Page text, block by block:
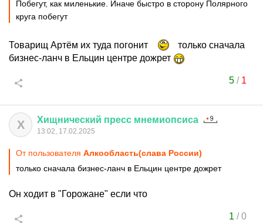
Побегут, как миленькие. Иначе быстро в сторону Полярного
круга побегут
Товарищ Артём их туда погонит
только сначала
бизнес-ланч в Ельцин центре дожрет
5/ 1
Х Хищнический пресс мнемиопсиса
13:02, 17.02.2025
От пользователя Алкообласть(слава России)
только сначала бизнес-ланч в Ельцин центре дожрет
Он ходит в "Горожане" если что
1 /0